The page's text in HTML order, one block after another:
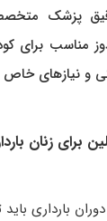
پزشک
مناسب برای
نیازهای خاص
برای زنان
دوران بارداری